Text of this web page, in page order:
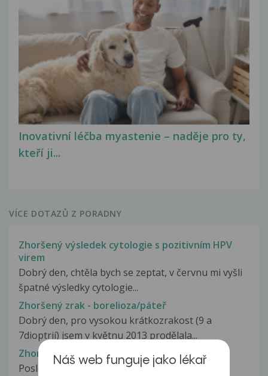
Inovativní léčba myastenie – naděje pro ty,
kteří ji...
VÍCE DOTAZŮ Z PORADNY
Zhoršený výsledek cytologie s pozitivním HPV
virem
Dobrý den, chtěla bych se zeptat, v červnu mi vyšli
špatné výsledky cytologie...
Zhoršený zrak - borelioza/páteř
Dobrý den, pro vysokou krátkozrakost (9 a
7dioptrií) jsem v květnu 2013 prodělala...
Zhoršený zrak a sluch
Poslední dobou mi přijde že mě bolí hlava, hůř
Náš web funguje jako lékař